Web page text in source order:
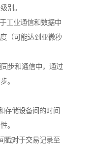
别。
工业通信和数据中
（可能达到亚微秒
步和通信中，通过
。
存储设备间的时间
。
戳对于交易记录至